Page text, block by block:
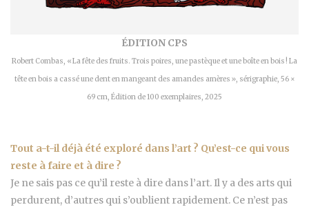
ÉDITION CPS
Robert Combas, « La fête des fruits. Trois poires, une pastèque et une boîte en bois ! La
tête en bois a cassé une dent en mangeant des amandes amères », sérigraphie, 56 ×
69 cm, Édition de 100 exemplaires, 2025
Tout a-t-il déjà été exploré dans l’art ? Qu’est-ce qui vous
reste à faire et à dire ?
Je ne sais pas ce qu’il reste à dire dans l’art. Il y a des arts qui
perdurent, d’autres qui s’oublient rapidement. Ce n’est pas